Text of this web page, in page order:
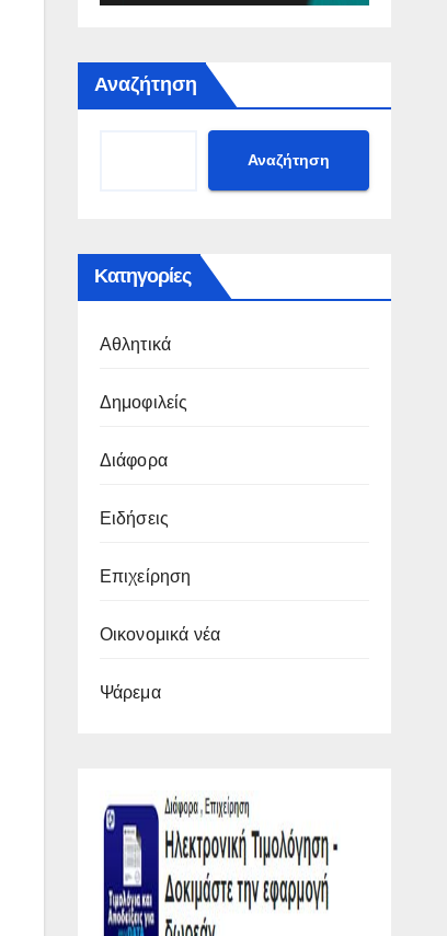
Αναζήτηση
Αναζήτηση
Κατηγορίες
Αθλητικά
Δημοφιλείς
Διάφορα
Ειδήσεις
Επιχείρηση
Οικονομικά νέα
Ψάρεμα